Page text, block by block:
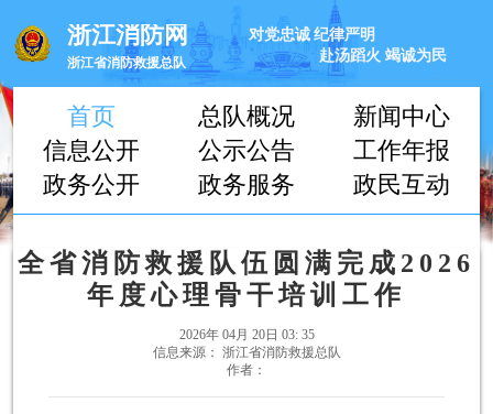
浙江消防网
浙江省消防救援总队
对党忠诚 纪律严明
赴汤蹈火 竭诚为民
首页 总队概况
新闻中心
信息公开
公示公告
工作年报
政务公开
政务服务 政民互动
全省消防救援队伍圆满完成2026
年度心理骨干培训工作
2026年 04月 20日 03: 35
信息来源： 浙江省消防救援总队
作者：